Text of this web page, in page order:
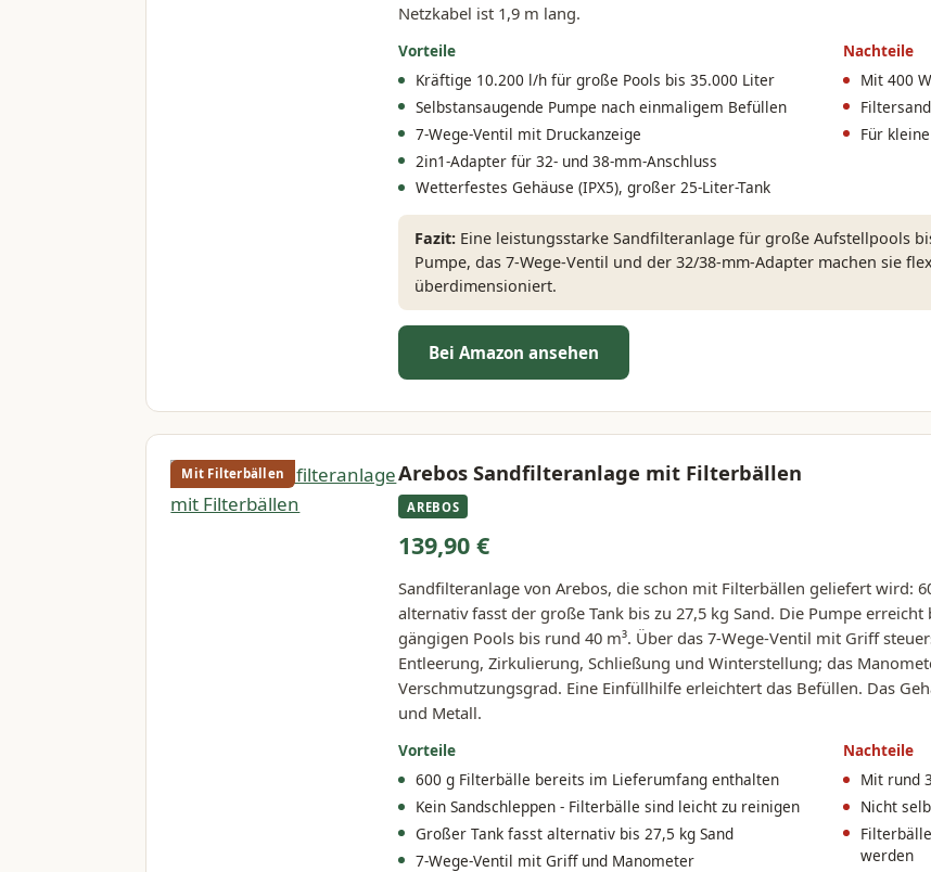
Netzkabel ist 1,9 m lang.
Vorteile
Kräftige 10.200 l/h für große Pools bis 35.000 Liter
Selbstansaugende Pumpe nach einmaligem Befüllen
7-Wege-Ventil mit Druckanzeige
2in1-Adapter für 32- und 38-mm-Anschluss
Wetterfestes Gehäuse (IPX5), großer 25-Liter-Tank
Nachteile
Mit 400
Für
Fazit:Eine leistungsstarke Sandfilteranlage für große Aufstellpools
Pumpe, das 7-Wege-Ventil und der 32/38-mm-Adapter machen sie
überdimensioniert.
Bei Amazon ansehen
Mit Filterbällen Arebos Sandfilteranlage mit Filterbällen
AREBOS
139,90 €
Sandfilteranlage von Arebos, die schon mit Filterbällen geliefert wird:
alternativ fasst der große Tank bis zu 27,5 kg Sand. Die Pumpe
gängigen Pools bis rund 40 m³. Über das 7-Wege-Ventil mit Griff
Entleerung, Zirkulierung, Schließung und Winterstellung; das
Verschmutzungsgrad. Eine Einfüllhilfe erleichtert das Befüllen. Das
und Metall.
Vorteile
600 g Filterbälle bereits im Lieferumfang enthalten
Kein Sandschleppen - Filterbälle sind leicht zu reinigen
Großer Tank fasst alternativ bis 27,5 kg Sand
7-Wege-Ventil mit Griff und Manometer
Nachteile
Mit rund
Nicht
werden